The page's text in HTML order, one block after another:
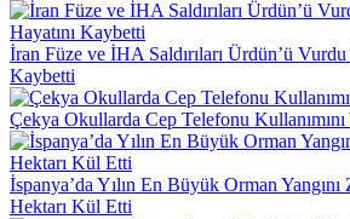
İran Füze ve İHA Saldırıları Ürdün’ü
Kaybetti
Çekya Okullarda Cep Telefonu Kullanımını
İspanya’da Yılın En Büyük Orman Yangını
Hektarı Kül Etti